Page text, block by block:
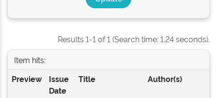
Results 1-1 of 1 (Search time: 1.24 seconds).
Item hits:
Preview
Issue
Date
Title Author(s)